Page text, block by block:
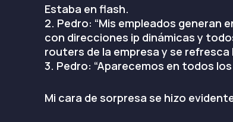
Estaba en flash.
2. Pedro: “Mis empleados generan
con direcciones ip dinámicas y
routers de la empresa y se
3. Pedro: “Aparecemos en todos
Mi cara de sorpresa se hizo